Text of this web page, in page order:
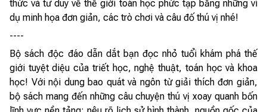
thức và tư duy về thế giới toán học phức tạp bằng những ví
dụ minh họa đơn giản, các trò chơi và câu đố thú vị nhé!
----
Bộ sách độc đáo dẫn dắt bạn đọc nhỏ tuổi khám phá thế
giới tuyệt diệu của triết học, nghệ thuật, toán học và khoa
học! Với nội dung bao quát và ngôn từ giải thích đơn giản,
bộ sách mang đến những câu chuyện thú vị xoay quanh bốn